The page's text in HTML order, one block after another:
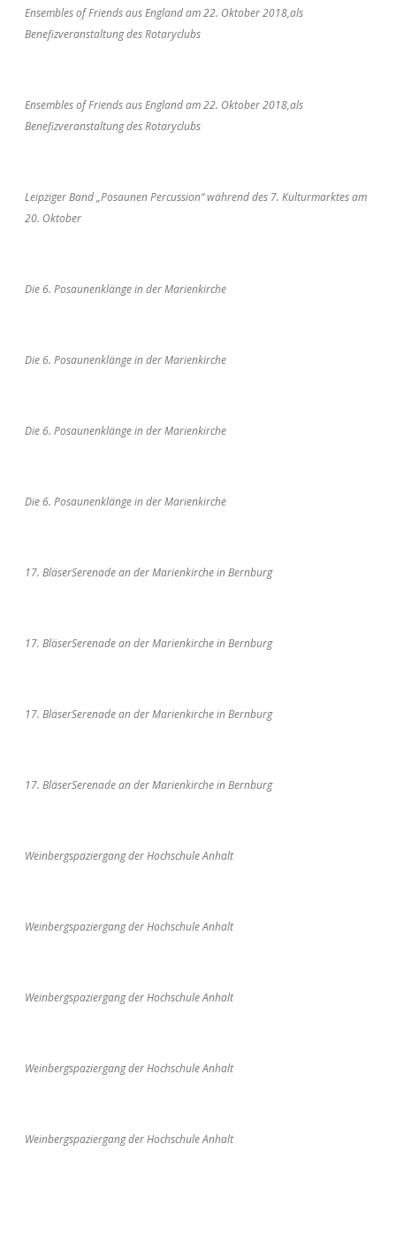
Ensembles of Friends aus England am 22. Oktober 2018,als
Benefizveranstaltung des Rotaryclubs
Ensembles of Friends aus England am 22. Oktober 2018,als
Benefizveranstaltung des Rotaryclubs
Leipziger Band „Posaunen Percussion“ während des 7. Kulturmarktes am
20. Oktober
Die 6. Posaunenklänge in der Marienkirche
Die 6. Posaunenklänge in der Marienkirche
Die 6. Posaunenklänge in der Marienkirche
Die 6. Posaunenklänge in der Marienkirche
17. BläserSerenade an der Marienkirche in Bernburg
17. BläserSerenade an der Marienkirche in Bernburg
17. BläserSerenade an der Marienkirche in Bernburg
17. BläserSerenade an der Marienkirche in Bernburg
Weinbergspaziergang der Hochschule Anhalt
Weinbergspaziergang der Hochschule Anhalt
Weinbergspaziergang der Hochschule Anhalt
Weinbergspaziergang der Hochschule Anhalt
Weinbergspaziergang der Hochschule Anhalt